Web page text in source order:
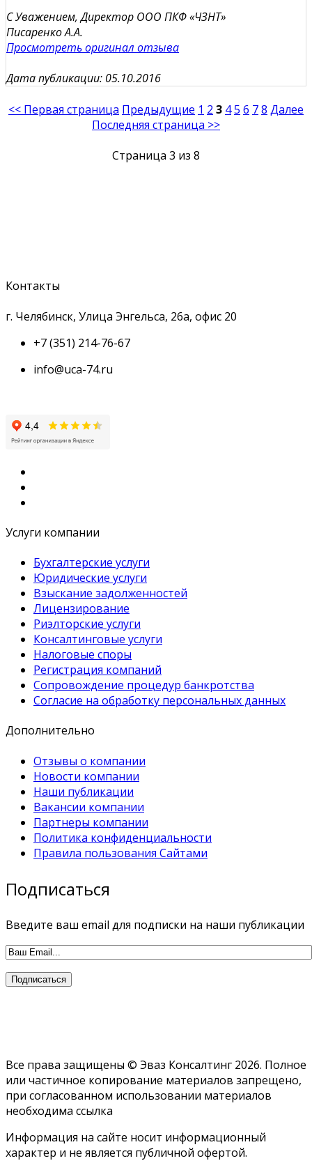
С Уважением, Директор ООО ПКФ «ЧЗНТ»
Писаренко А.А.
Просмотреть оригинал отзыва
Дата публикации: 05.10.2016
<< Первая страница Предыдущие 1 2 3 45 6 78 Далее
Последняя страница >>
Страница 3 из 8
Контакты
г. Челябинск, Улица Энгельса, 26а, офис 20
+7 (351) 214-76-67
info@uca-74.ru
Услуги компании
Бухгалтерские услуги
Юридические услуги
Взыскание задолженностей
Лицензирование
Риэлторские услуги
Консалтинговые услуги
Налоговые споры
Регистрация компаний
Сопровождение процедур банкротства
Согласие на обработку персональных данных
Дополнительно
Отзывы о компании
Новости компании
Наши публикации
Вакансии компании
Партнеры компании
Политика конфиденциальности
Правила пользования Сайтами
Подписаться
Введите ваш email для подписки на наши публикации
Все права защищены © Эваз Консалтинг 2026. Полное
или частичное копирование материалов запрещено,
при согласованном использовании материалов
необходима ссылка
Информация на сайте носит информационный
характер и не является публичной офертой.